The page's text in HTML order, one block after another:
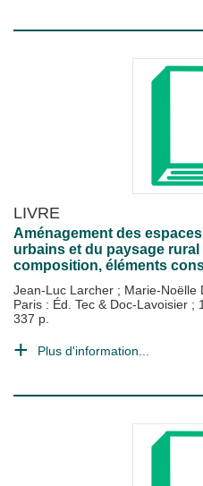
LIVRE
Aménagement des
urbains et du paysage
composition, éléments
Jean-Luc Larcher ; Marie-Noëlle
Paris : Éd. Tec & Doc-Lavoisier ;
337 p.
Plus d'information...